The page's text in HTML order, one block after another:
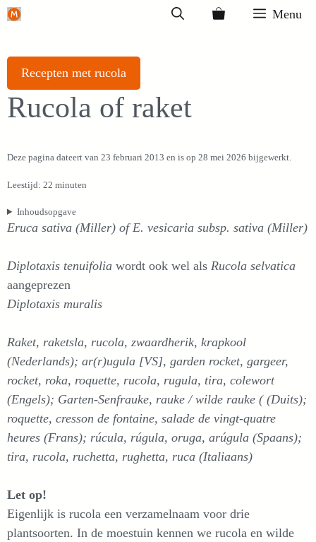
Ga
inhoud
Menu
Recepten met rucola
Rucola of raket
Deze pagina dateert van 23 februari 2013 en is op 28 mei 2026 bijgewerkt.
Leestijd: 22 minuten
Inhoudsopgave
Eruca sativa (Miller) of E. vesicaria subsp. sativa (Miller)
Diplotaxis tenuifolia wordt ook wel als Rucola selvatica
aangeprezen
Diplotaxis muralis
Raket, raketsla, rucola, zwaardherik, krapkool
(Nederlands); ar(r)ugula [VS], garden rocket, gargeer,
rocket, roka, roquette, rucola, rugula, tira, colewort
(Engels); Garten-Senfrauke, rauke / wilde rauke ( (Duits);
roquette, cresson de fontaine, salade de vingt-quatre
heures (Frans); rúcula, rúgula, oruga, arúgula (Spaans);
tira, rucola, ruchetta, rughetta, ruca (Italiaans)
Let op!
Eigenlijk is rucola een verzamelnaam voor drie
plantsoorten. In de moestuin kennen we rucola en wilde